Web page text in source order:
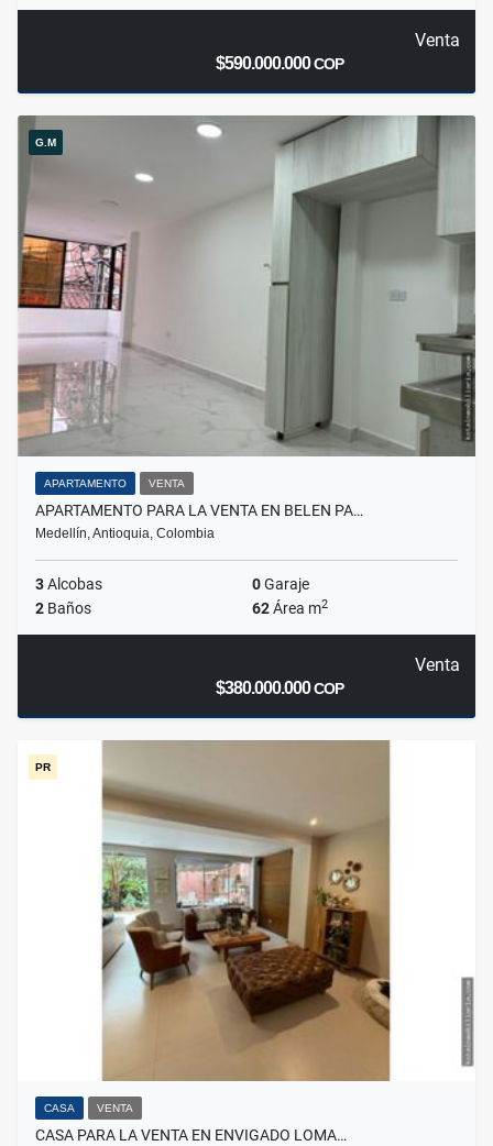
Venta
$590.000.000COP
G.M
APARTAMENTO VENTA
APARTAMENTO PARA LA VENTA EN BELEN PA…
Medellín, Antioquia, Colombia
3Alcobas 0Garaje
2 Baños 62Área m2
Venta
$380.000.000COP
PR
CASA VENTA
CASA PARA LA VENTA EN ENVIGADO LOMA…